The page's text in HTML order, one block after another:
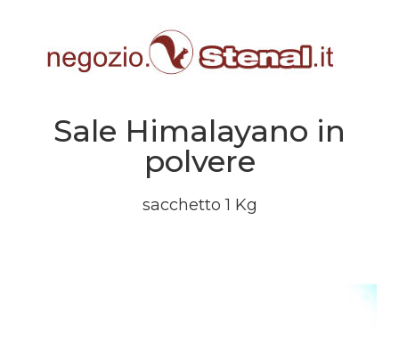
Sale Himalayano in
polvere
sacchetto 1 Kg